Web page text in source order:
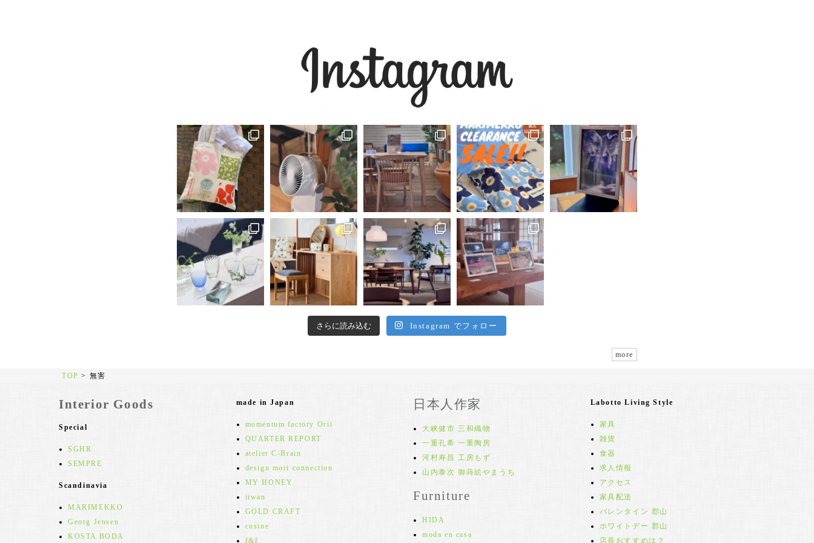
さらに読み込む Instagram でフォロー
more
TOP > 無害
Interior Goods
Special
SGHR
SEMPRE
Scandinavia
MARIMEKKO
Georg Jensen
KOSTA BODA
made in Japan
momentum factory Orii
QUARTER REPORT
atelier C-Brain
design mori connection
MY HONEY
iiwan
GOLD CRAFT
cosine
f&f
日本人作家
大峡健市 三和織物
一重孔希 一重陶房
河村寿昌 工房もず
山内泰次 御蒔絵やまうち
Furniture
HIDA
moda en casa
Labotto Living Style
家具
雑貨
食器
求人情報
アクセス
家具配送
バレンタイン 郡山
ホワイトデー 郡山
店長おすすめは？